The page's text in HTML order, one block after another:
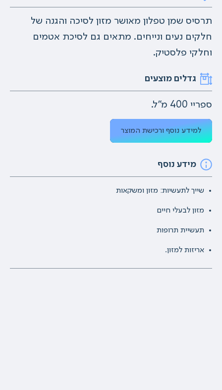
תרסיס שמן טפלון מאושר מזון לסיכה והגנה של
חלקים נעים ונייחים. מתאים גם לסיכת אטמים
וחלקי פלסטיק.
גדלים מוצעים
ספריי 400 מ"ל.
למידע נוסף ורכישת המוצר
מידע נוסף
שייך לתעשיות: מזון ומשקאות
מזון לבעלי חיים
תעשיית תרופות
אריזות למזון.